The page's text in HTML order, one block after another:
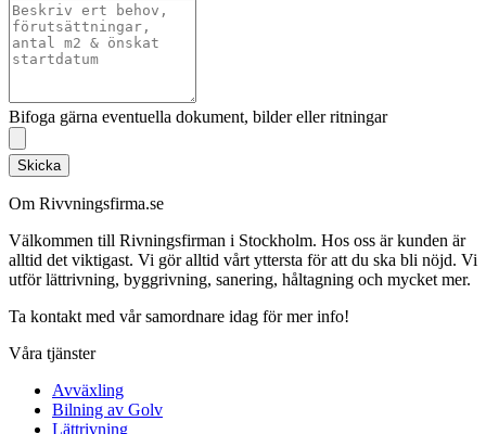
Bifoga gärna eventuella dokument, bilder eller ritningar
Skicka
Om Rivvningsfirma.se
Välkommen till Rivningsfirman i Stockholm. Hos oss är kunden är
alltid det viktigast. Vi gör alltid vårt yttersta för att du ska bli nöjd. Vi
utför lättrivning, byggrivning, sanering, håltagning och mycket mer.
Ta kontakt med vår samordnare idag för mer info!
Våra tjänster
Avväxling
Bilning av Golv
Lättrivning